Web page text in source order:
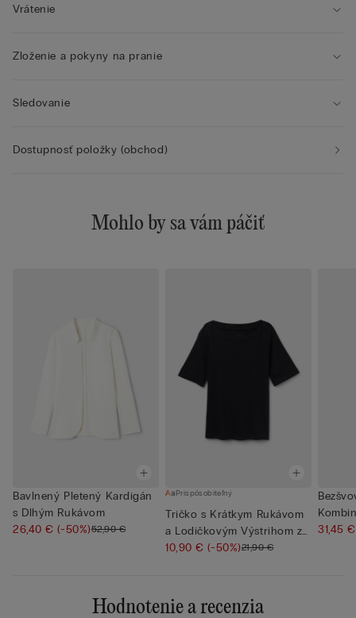
Vrátenie
Zloženie a pokyny na pranie
Sledovanie
Dostupnosť položky (obchod)
Mohlo by sa vám páčiť
Bavlnený Pletený Kardigán
s Dlhým Rukávom
26,40 €(-50%)52,90 €
Prispôsobiteľný
Tričko s Krátkym Rukávom
a Lodičkovým Výstrihom z
...
10,90 €(-50%)21,90 €
31,45
Hodnotenie a recenzia